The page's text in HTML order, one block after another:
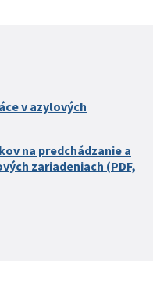
v azylových
na predchádzanie a
zariadeniach (PDF,